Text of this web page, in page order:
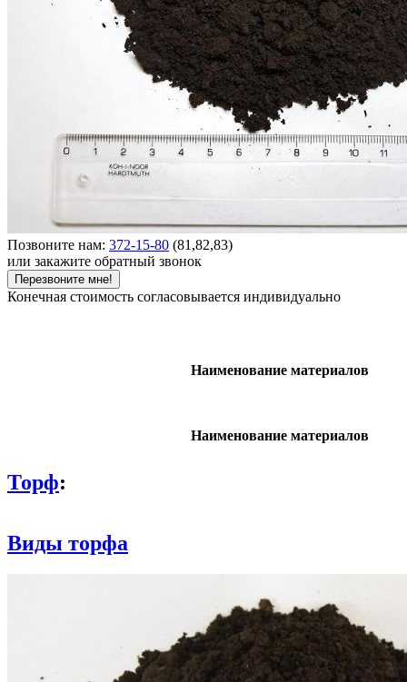
Позвоните нам: 372-15-80 (81,82,83)
или закажите обратный звонок
Перезвоните мне!
Конечная стоимость согласовывается индивидуально
Наименование материалов
Наименование материалов
Торф:
Виды торфа